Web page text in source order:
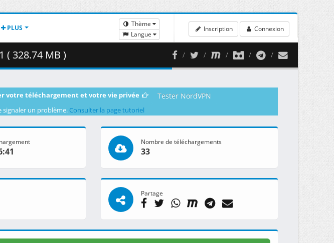
PLUS
Thème
Langue
Inscription Connexion
( 328.74 MB )
votre téléchargement et votre vie privée Tester NordVPN
signaler un problème. Consulter la page tutoriel
Nombre de téléchargements
33
Partage